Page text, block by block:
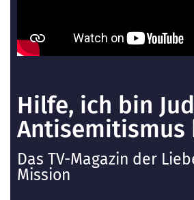
Hilfe, ich bin
Antisemitismus
Das TV-Magazin der
Mission